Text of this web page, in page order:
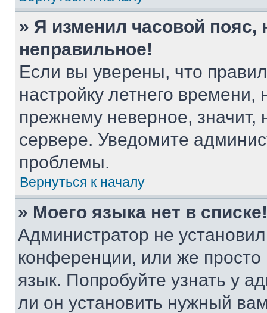
» Я изменил часовой пояс,
неправильное!
Если вы уверены, что
настройку летнего
прежнему неверное, значит,
сервере. Уведомите
проблемы.
Вернуться к началу
» Моего языка нет в списке!
Администратор не
конференции, или же
язык. Попробуйте узнать у
ли он установить нужный